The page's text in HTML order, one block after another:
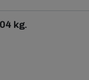
kg.